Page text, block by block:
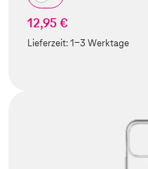
12,95 €
Lieferzeit:1-3 Werktage